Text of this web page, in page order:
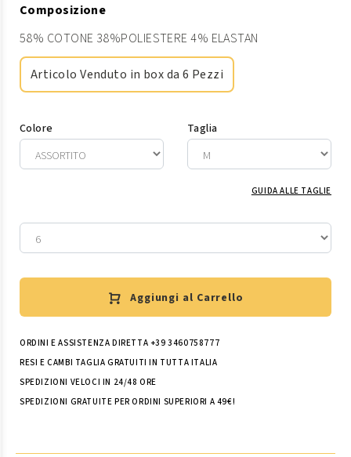
Composizione
58% COTONE 38%POLIESTERE 4% ELASTAN
Articolo Venduto in box da 6 Pezzi
Colore Taglia
GUIDA ALLE TAGLIE
Aggiungi al Carrello
ORDINI E ASSISTENZA DIRETTA +39 3460758777
RESI E CAMBI TAGLIA GRATUITI IN TUTTA ITALIA
SPEDIZIONI VELOCI IN 24/48 ORE
SPEDIZIONI GRATUITE PER ORDINI SUPERIORI A 49€!